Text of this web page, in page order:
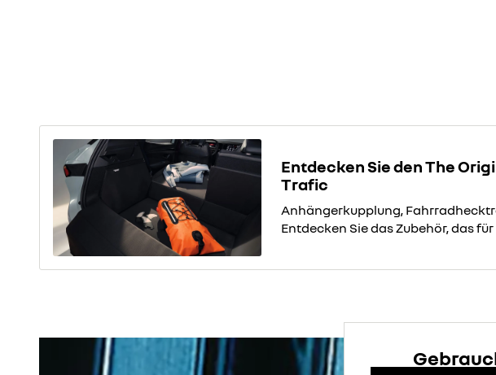
Entdecken Sie den The
Trafic
Anhängerkupplung,
Entdecken Sie das Zubehör, das